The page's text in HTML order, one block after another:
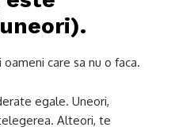
care sa nu o faca.
egale. Uneori,
Alteori, te